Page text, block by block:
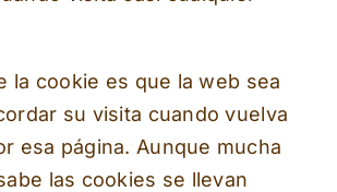
la cookie es que la web sea
su visita cuando vuelva
esa página. Aunque mucha
las cookies se llevan